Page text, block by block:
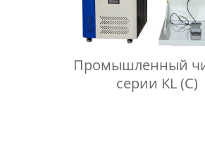
Промышленный
серии KL (C)